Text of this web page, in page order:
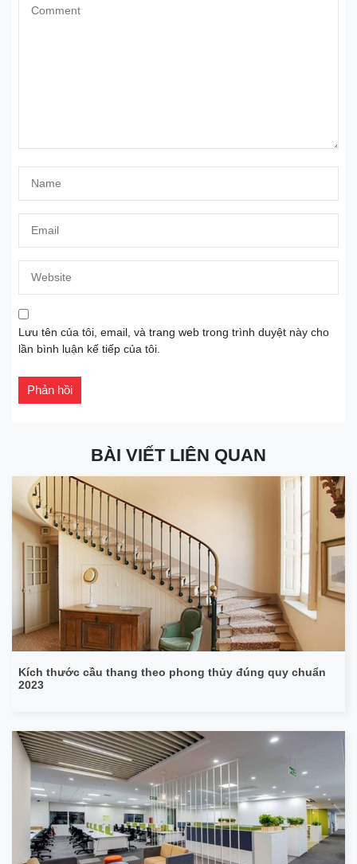
Lưu tên của tôi, email, và trang web trong trình duyệt này cho
lần bình luận kế tiếp của tôi.
BÀI VIẾT LIÊN QUAN
Kích thước cầu thang theo phong thủy đúng quy chuẩn
2023